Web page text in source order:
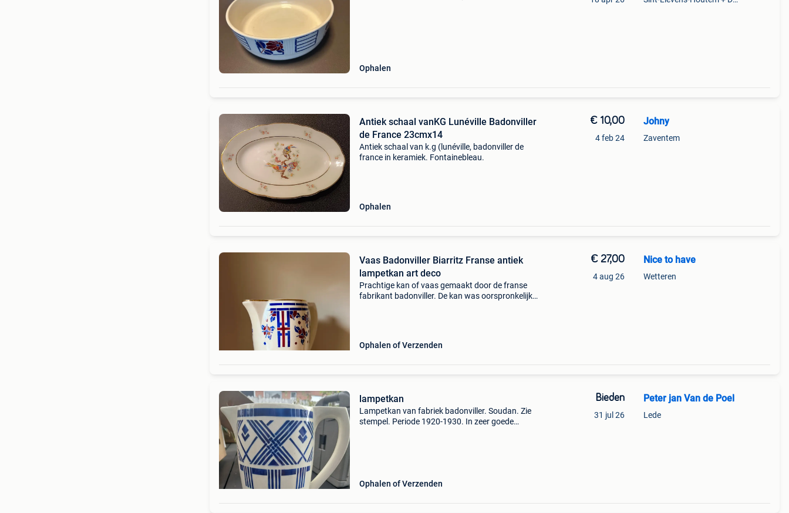
Ophalen
Antiek schaal vanKG Lunéville Badonviller
de France 23cmx14
Antiek schaal van k.g (lunéville, badonviller de
france in keramiek. Fontainebleau.
Ophalen
€ 10,00
4 feb 24
Johny
Zaventem
Vaas Badonviller Biarritz Franse antiek
lampetkan art deco
Prachtige kan of vaas gemaakt door de franse
fabrikant badonviller. De kan was oorspronkelijk
Ophalen of Verzenden
€ 27,00
4 aug 26
Nice to have
Wetteren
lampetkan
Lampetkan van fabriek badonviller. Soudan. Zie
stempel. Periode 1920-1930. In zeer goede
Ophalen of Verzenden
Bieden
31 jul 26
Peter jan Van de Poel
Lede